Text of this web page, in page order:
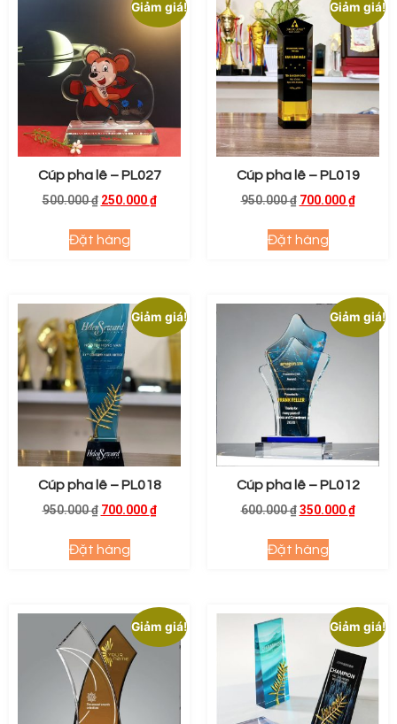
Giảm giá!
Cúp pha lê – PL027
500.000₫ 250.000₫
Đặt hàng
Giảm giá!
Cúp pha lê – PL019
950.000₫ 700.000₫
Đặt hàng
Giảm giá!
Cúp pha lê – PL018
950.000₫ 700.000₫
Đặt hàng
Giảm giá!
Cúp pha lê – PL012
600.000₫ 350.000₫
Đặt hàng
Giảm giá! Giảm giá!